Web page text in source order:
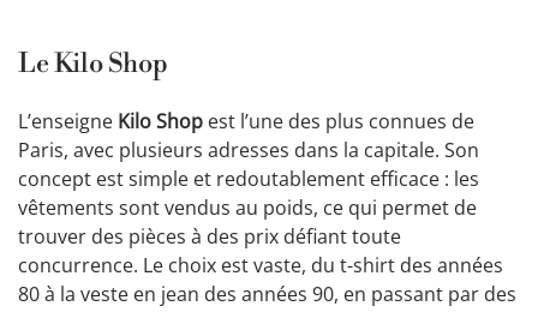
Le Kilo Shop
L’enseigne Kilo Shop est l’une des plus connues de
Paris, avec plusieurs adresses dans la capitale. Son
concept est simple et redoutablement efficace : les
vêtements sont vendus au poids, ce qui permet de
trouver des pièces à des prix défiant toute
concurrence. Le choix est vaste, du t-shirt des années
80 à la veste en jean des années 90, en passant par des